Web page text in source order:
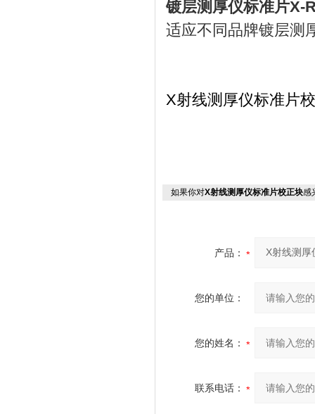
镀层测厚仪标准片X-
适应不同品牌镀层测
X射线测厚仪标准片
如果你对X射线测厚仪标准片校正块感
产品：
您的单位：
您的姓名：
联系电话：